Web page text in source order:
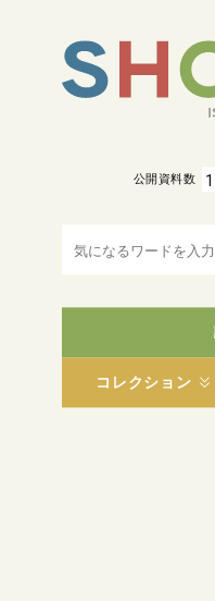
コレクション
公開資料数 1